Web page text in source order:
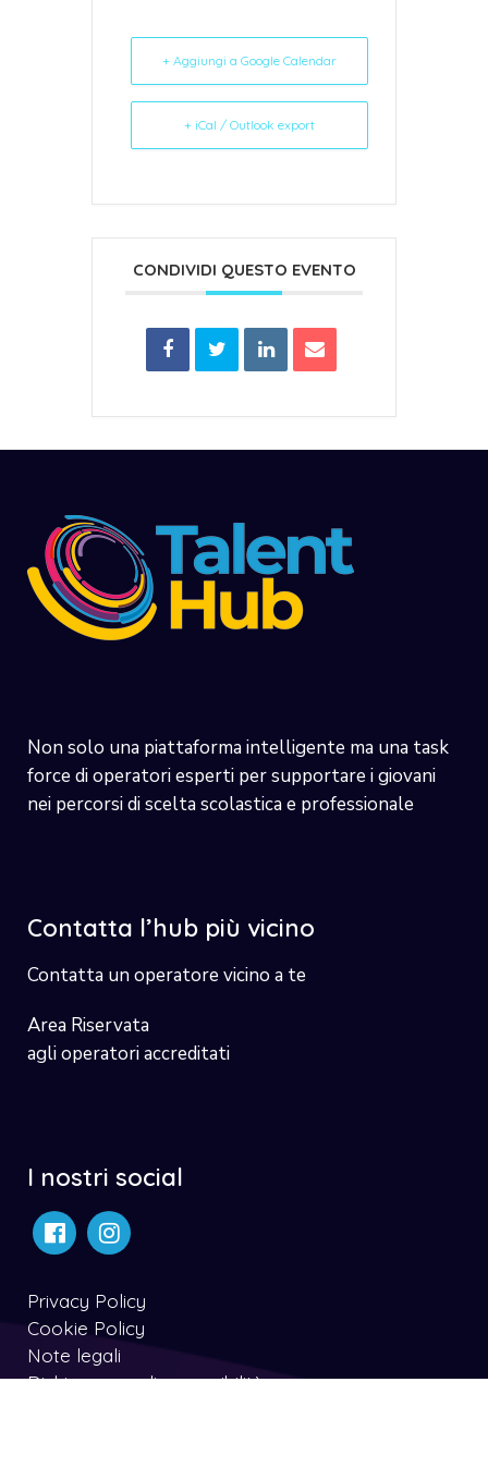
+ Aggiungi a Google Calendar
+ iCal / Outlook export
CONDIVIDI QUESTO EVENTO
Non solo una piattaforma intelligente ma una task
force di operatori esperti per supportare i giovani
nei percorsi di scelta scolastica e professionale
Contatta l’hub più vicino
Contatta un operatore vicino a te
Area Riservata
agli operatori accreditati
I nostri social
Privacy Policy
Cookie Policy
Note legali
Dichiarazone di accessibilità